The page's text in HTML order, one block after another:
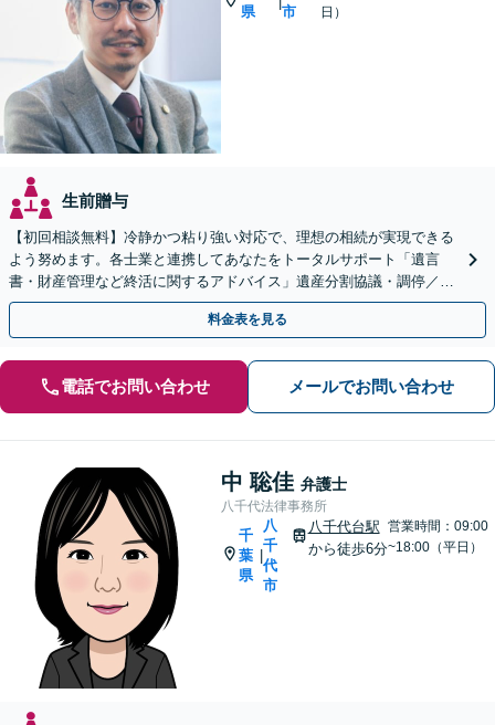
県
市
日）
生前贈与
【初回相談無料】冷静かつ粘り強い対応で、理想の相続が実現できる
よう努めます。各士業と連携してあなたをトータルサポート「遺言
書・財産管理など終活に関するアドバイス」遺産分割協議・調停／不
動産相続／遺言書作成／後見／事業承継【ビデオ面談対応】
料金表を見る
電話でお問い合わせ メールでお問い合わせ
中 聡佳 弁護士
八千代法律事務所
千
葉
県
八
千
代
市
八千代台駅
から徒歩6分
営業時間：09:00
~18:00（平日）